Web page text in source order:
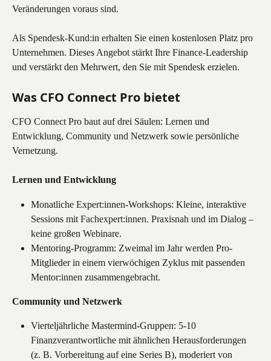
Veränderungen voraus sind.
Als Spendesk-Kund:in erhalten Sie einen kostenlosen Platz pro
Unternehmen. Dieses Angebot stärkt Ihre Finance-Leadership
und verstärkt den Mehrwert, den Sie mit Spendesk erzielen.
Was CFO Connect Pro bietet
CFO Connect Pro baut auf drei Säulen: Lernen und
Entwicklung, Community und Netzwerk sowie persönliche
Vernetzung.
Lernen und Entwicklung
Monatliche Expert:innen-Workshops: Kleine, interaktive
Sessions mit Fachexpert:innen. Praxisnah und im Dialog –
keine großen Webinare.
Mentoring-Programm: Zweimal im Jahr werden Pro-
Mitglieder in einem vierwöchigen Zyklus mit passenden
Mentor:innen zusammengebracht.
Community und Netzwerk
Vierteljährliche Mastermind-Gruppen: 5-10
Finanzverantwortliche mit ähnlichen Herausforderungen
(z. B. Vorbereitung auf eine Series B), moderiert von